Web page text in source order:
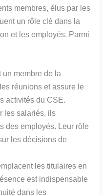
membres, élus par les
un rôle clé dans la
et les employés. Parmi
un membre de la
réunions et assure le
activités du CSE.
les salariés, ils
des employés. Leur rôle
les décisions de
les titulaires en
est indispensable
dans les